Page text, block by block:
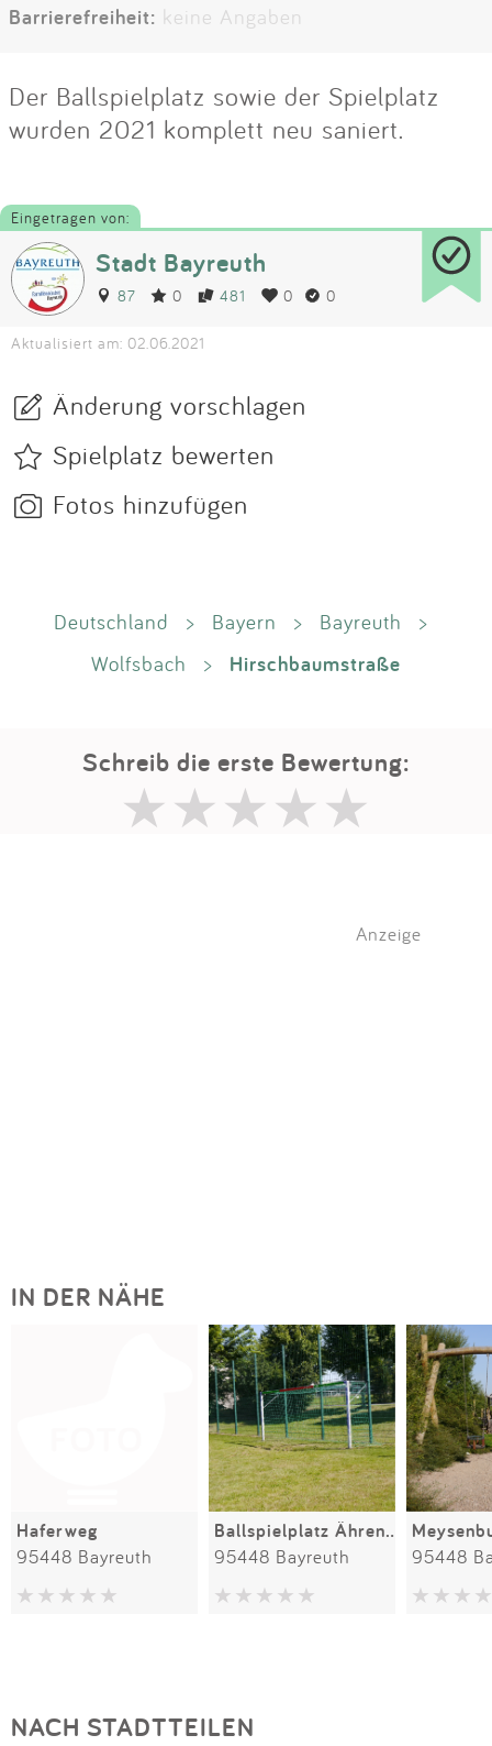
Barrierefreiheit: keine Angaben
Der Ballspielplatz sowie der Spielplatz
wurden 2021 komplett neu saniert.
Eingetragen von:
Stadt Bayreuth
87 0 481 0 0
Aktualisiert am: 02.06.2021
Änderung vorschlagen
Spielplatz bewerten
Fotos hinzufügen
Deutschland > Bayern > Bayreuth
>
Wolfsbach
> Hirschbaumstraße
Schreib die erste Bewertung:
Anzeige
IN DER NÄHE
Haferweg
95448 Bayreuth
Ballspielplatz Ährenweg
95448 Bayreuth 95448
NACH STADTTEILEN